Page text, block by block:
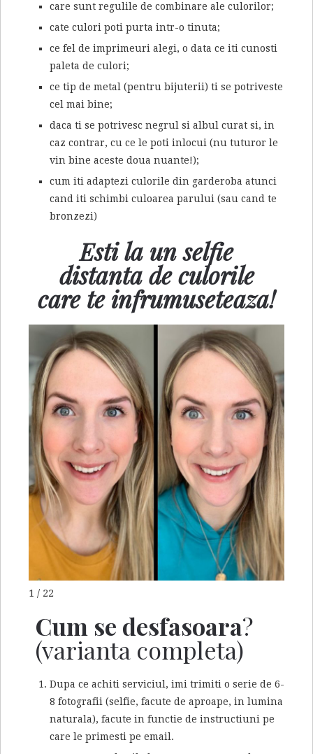
care sunt regulile de combinare ale culorilor;
cate culori poti purta intr-o tinuta;
ce fel de imprimeuri alegi, o data ce iti cunosti
paleta de culori;
ce tip de metal (pentru bijuterii) ti se potriveste
cel mai bine;
daca ti se potrivesc negrul si albul curat si, in
caz contrar, cu ce le poti inlocui (nu tuturor le
vin bine aceste doua nuante!);
cum iti adaptezi culorile din garderoba atunci
cand iti schimbi culoarea parului (sau cand te
bronzezi)
Esti la un selfie
distanta de culorile
care te infrumuseteaza!
1 / 22
Cum se desfasoara?
(varianta completa)
Dupa ce achiti serviciul, imi trimiti o serie de 6-
8 fotografii (selfie, facute de aproape, in lumina
naturala), facute in functie de instructiuni pe
care le primesti pe email.